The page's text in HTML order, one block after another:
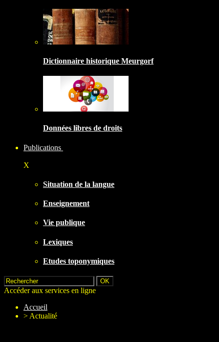
Dictionnaire historique Meurgorf
Données libres de droits
Publications
X
Situation de la langue
Enseignement
Vie publique
Lexiques
Etudes toponymiques
Accéder aux services en ligne
Accueil
> Actualité